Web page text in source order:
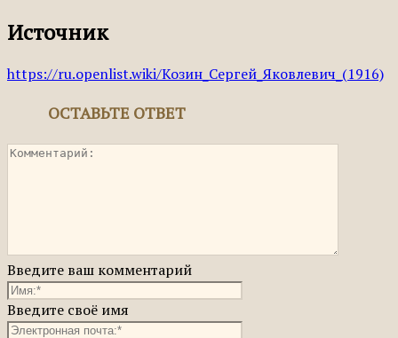
Источник
https://ru.openlist.wiki/Козин_Сергей_Яковлевич_(1916)
ОСТАВЬТЕ ОТВЕТ
Введите ваш комментарий
Введите своё имя